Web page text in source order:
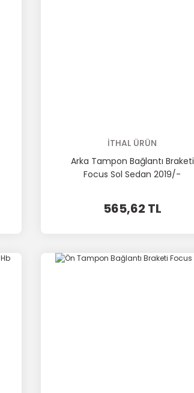
İTHAL ÜRÜN
Arka Tampon Bağlantı Braketi
Focus Sol Sedan 2019/-
565,62 TL